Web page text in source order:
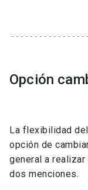
Opción
La flexibilidad
opción de
general a realizar
dos menciones.